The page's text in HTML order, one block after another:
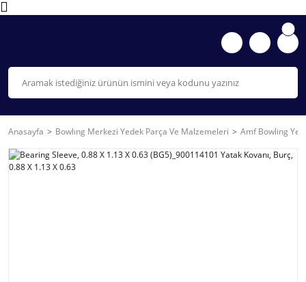
Anasayfa Bowlıng Merkezi Yedek Parça Ve Malzemeleri Amf Bowling